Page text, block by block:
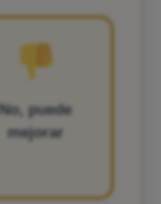
No, puede
mejorar